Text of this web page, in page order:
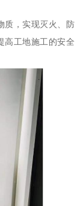
质，实现灭火、防
高工地施工的安全